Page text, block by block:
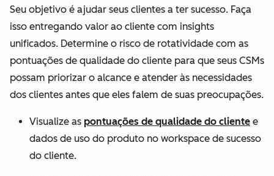
Seu objetivo é ajudar seus clientes a ter sucesso. Faça
isso entregando valor ao cliente com insights
unificados. Determine o risco de rotatividade com as
pontuações de qualidade do cliente para que seus CSMs
possam priorizar o alcance e atender às necessidades
dos clientes antes que eles falem de suas preocupações.
Visualize as pontuações de qualidade do cliente e
dados de uso do produto no workspace de sucesso
do cliente.